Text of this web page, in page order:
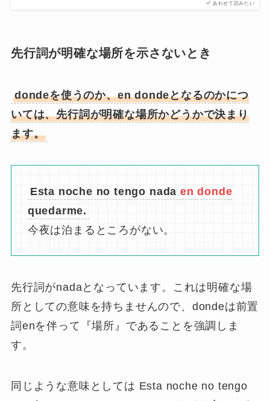
あわせて読みたい
先行詞が明確な場所を示さないとき
dondeを使うのか、en dondeとなるのかにつ
いては、先行詞が明確な場所かどうかで決まり
ます。
Esta noche no tengo nada en donde
quedarme.
今夜は泊まるところがない。
先行詞がnadaとなっています。これは明確な場
所としての意味を持ちませんので、dondeは前置
詞enを伴って『場所』であることを強調しま
す。
同じような意味としては Esta noche no tengo